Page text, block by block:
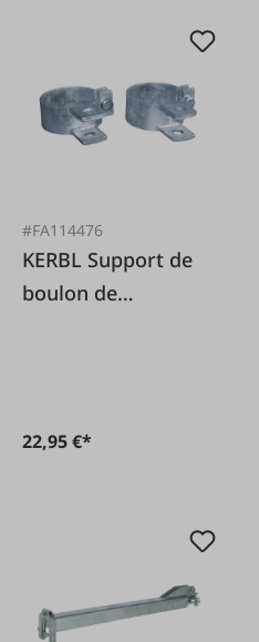
#FA114476
KERBL Support de
boulon de
22,95 €*